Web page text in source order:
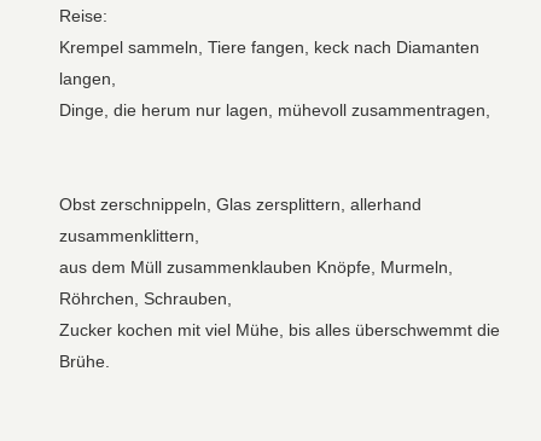
Reise:
Krempel sammeln, Tiere fangen, keck nach Diamanten
langen,
Dinge, die herum nur lagen, mühevoll zusammentragen,
Obst zerschnippeln, Glas zersplittern, allerhand
zusammenklittern,
aus dem Müll zusammenklauben Knöpfe, Murmeln,
Röhrchen, Schrauben,
Zucker kochen mit viel Mühe, bis alles überschwemmt die
Brühe.